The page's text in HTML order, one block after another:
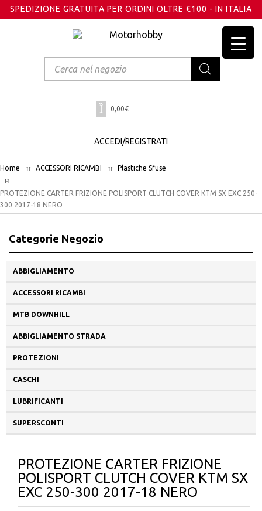
SPEDIZIONE GRATUITA PER ORDINI OLTRE €100 - IN ITALIA
search
0,00€
ACCEDI/REGISTRATI
Home ACCESSORI RICAMBI Plastiche Sfuse
PROTEZIONE CARTER FRIZIONE POLISPORT CLUTCH COVER KTM SX EXC 250-
300 2017-18 NERO
Categorie Negozio
ABBIGLIAMENTO
ACCESSORI RICAMBI
MTB DOWNHILL
ABBIGLIAMENTO STRADA
PROTEZIONI
CASCHI
LUBRIFICANTI
SUPERSCONTI
PROTEZIONE CARTER FRIZIONE
POLISPORT CLUTCH COVER KTM SX
EXC 250-300 2017-18 NERO